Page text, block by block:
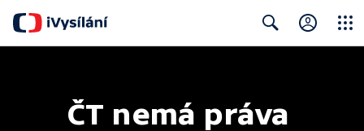
ČT nemá práva